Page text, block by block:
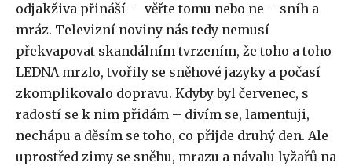
odjakživa přináší – věřte tomu nebo ne – sníh a
mráz. Televizní noviny nás tedy nemusí
překvapovat skandálním tvrzením, že toho a toho
LEDNA mrzlo, tvořily se sněhové jazyky a počasí
zkomplikovalo dopravu. Kdyby byl červenec, s
radostí se k nim přidám – divím se, lamentuji,
nechápu a děsím se toho, co přijde druhý den. Ale
uprostřed zimy se sněhu, mrazu a návalu lyžařů na